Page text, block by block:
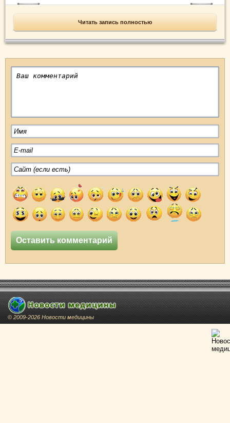
Читать запись полностью
© 2009-2026 Новости медицины